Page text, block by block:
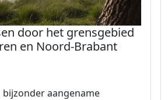
door het grensgebied
en Noord-Brabant
bijzonder aangename